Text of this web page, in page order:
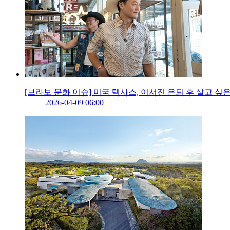
[브라보 문화 이슈] 미국 텍사스, 이서진 은퇴 후 살고 싶
2026-04-09 06:00